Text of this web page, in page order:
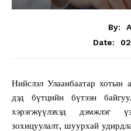
By:
Date:
Нийслэл Улаанбаатар хотын
дэд бүтцийн бүтээн
хэрэгжүүлэхэд дэмжлэг
зохицуулалт, шуурхай